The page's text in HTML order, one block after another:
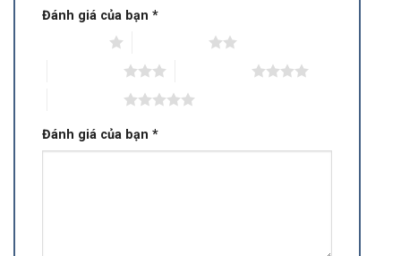
Đánh giá của bạn *
Đánh giá của bạn *